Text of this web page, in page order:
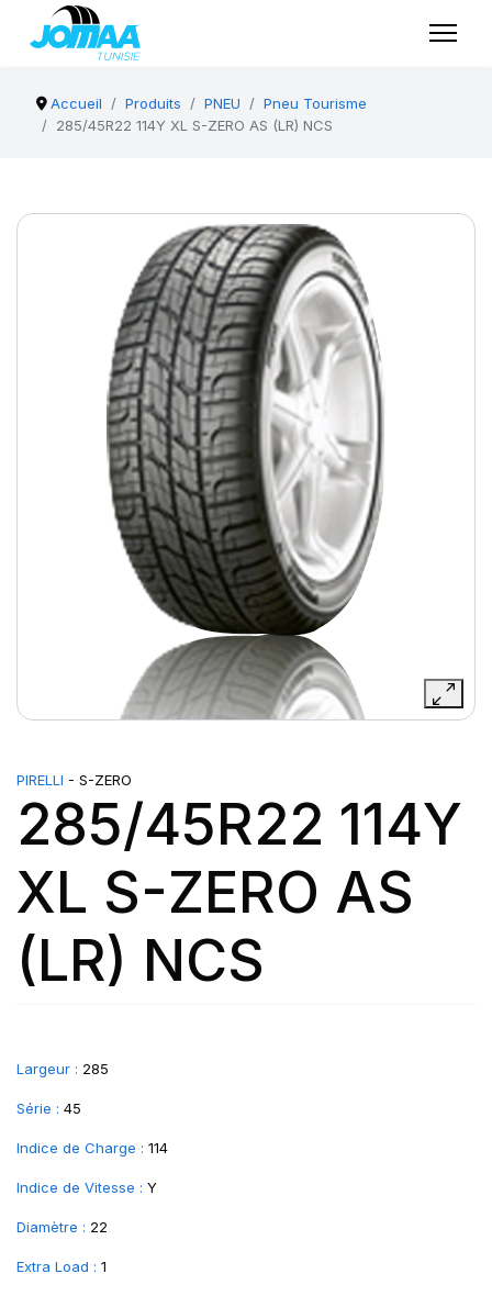
Accueil Produits PNEU
Pneu Tourisme
285/45R22 114Y XL S-ZERO AS (LR) NCS
PIRELLI - S-ZERO
285/45R22 114Y
XL S-ZERO AS
(LR) NCS
Largeur : 285
Série : 45
Indice de Charge : 114
Indice de Vitesse : Y
Diamètre : 22
Extra Load : 1